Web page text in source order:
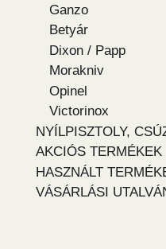
Ganzo
Betyár
Dixon / Papp
Morakniv
Opinel
Victorinox
NYÍLPISZTOLY,
AKCIÓS TERMÉKEK
HASZNÁLT
VÁSÁRLÁSI